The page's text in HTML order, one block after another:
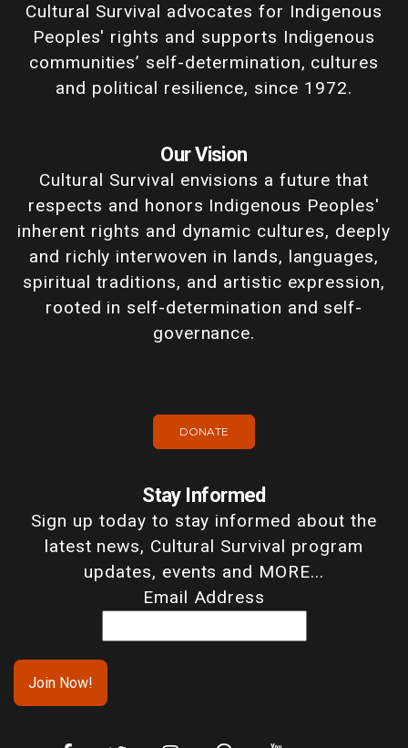
Cultural Survival advocates for Indigenous
Peoples' rights and supports Indigenous
communities’ self-determination, cultures
and political resilience, since 1972.
Our Vision
Cultural Survival envisions a future that
respects and honors Indigenous Peoples'
inherent rights and dynamic cultures, deeply
and richly interwoven in lands, languages,
spiritual traditions, and artistic expression,
rooted in self-determination and self-
governance.
DONATE
Stay Informed
Sign up today to stay informed about the
latest news, Cultural Survival program
updates, events and MORE...
Email Address